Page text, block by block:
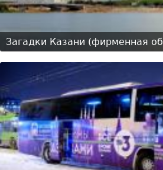
Загадки Казани (фирменная